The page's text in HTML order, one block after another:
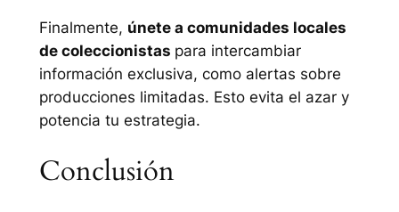
Finalmente, únete a comunidades locales
de coleccionistas para intercambiar
información exclusiva, como alertas sobre
producciones limitadas. Esto evita el azar y
potencia tu estrategia.
Conclusión